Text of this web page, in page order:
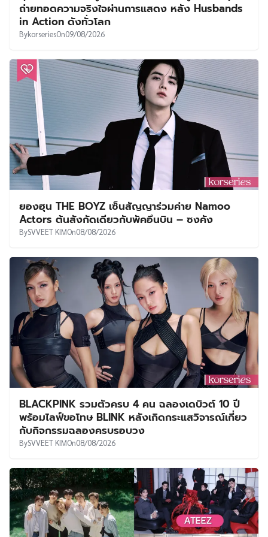
ถ่ายทอดความจริงใจผ่านการแสดง หลัง Husbands
in Action ดังทั่วโลก
BykorseriesOn09/08/2026
ยองฮุน THE BOYZ เซ็นสัญญาร่วมค่าย Namoo
Actors ต้นสังกัดเดียวกับพัคอึนบิน – ซงคัง
BySVVEET KIMOn08/08/2026
BLACKPINK รวมตัวครบ 4 คน ฉลองเดบิวต์ 10 ปี
พร้อมไลฟ์ขอโทษ BLINK หลังเกิดกระแสวิจารณ์เกี่ยว
กับกิจกรรมฉลองครบรอบวง
BySVVEET KIMOn08/08/2026